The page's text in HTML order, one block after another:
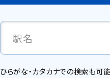
ひらがな・カタカナでの検索も可能